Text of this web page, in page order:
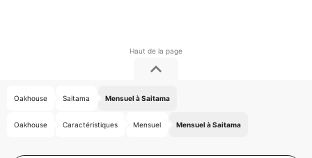
Oakhouse Saitama Mensuel à Saitama
Oakhouse Caractéristiques Mensuel Mensuel à Saitama